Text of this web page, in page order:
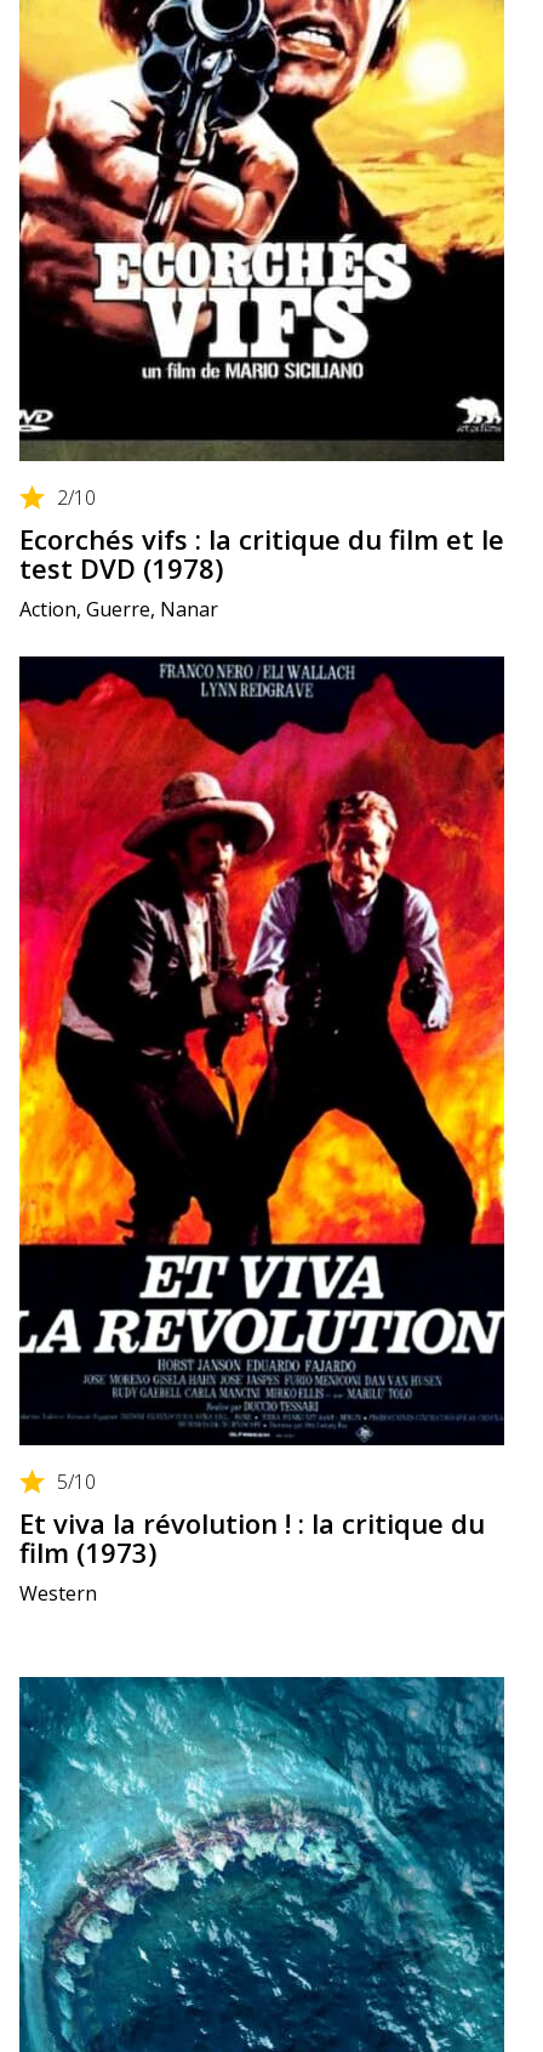
2/10
Ecorchés vifs : la critique du film et le
test DVD (1978)
Action, Guerre, Nanar
5/10
Et viva la révolution ! : la critique du
film (1973)
Western